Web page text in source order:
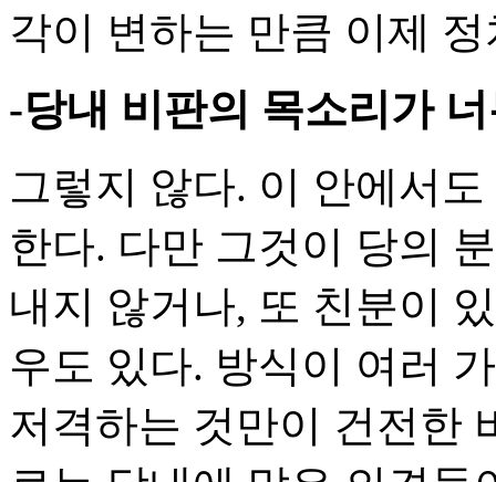
각이 변하는 만큼 이제
-당내 비판의 목소리가
그렇지 않다. 이 안에서
한다. 다만 그것이 당의
내지 않거나, 또 친분이
우도 있다. 방식이 여러
저격하는 것만이 건전한